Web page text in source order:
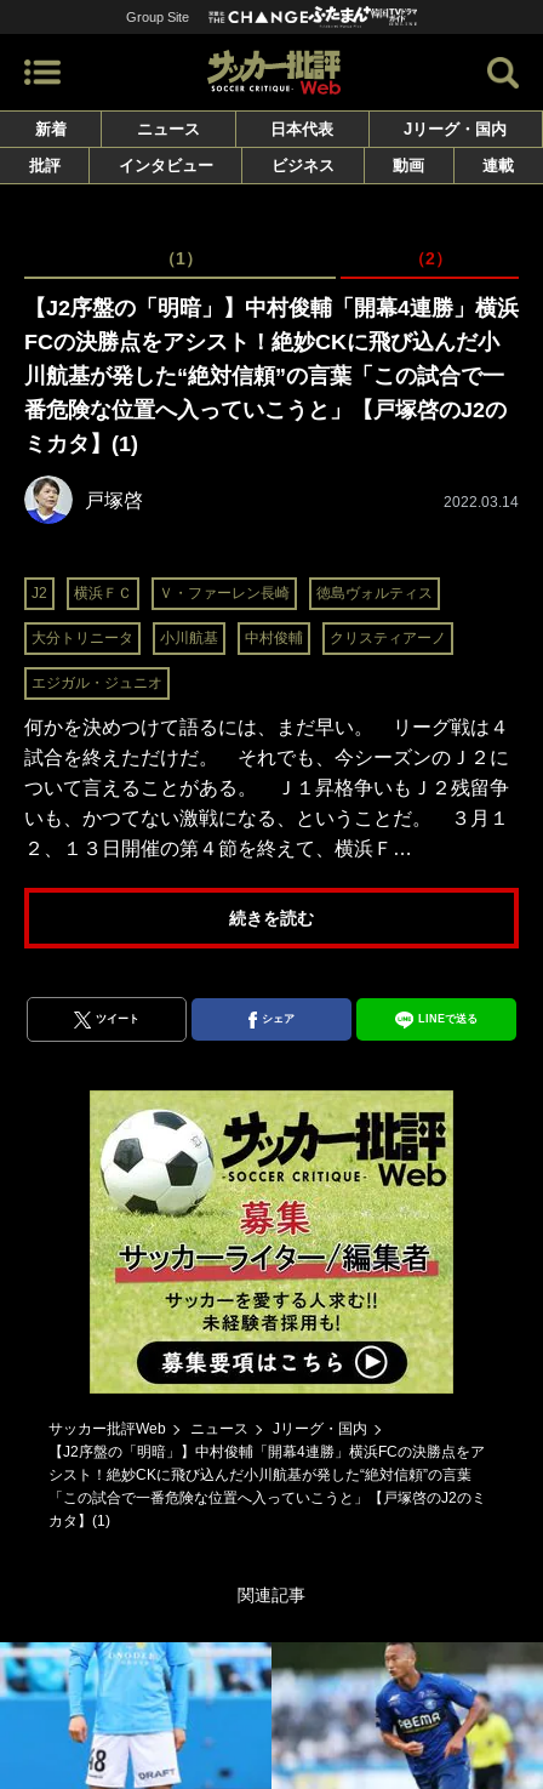
Group Site
新着 ニュース 日本代表
Jリーグ・国内
批評
インタビュー ビジネス 動画 連載
（1） （2）
【J2序盤の「明暗」】中村俊輔「開幕4連勝」横浜
FCの決勝点をアシスト！絶妙CKに飛び込んだ小
川航基が発した“絶対信頼”の言葉「この試合で一
番危険な位置へ入っていこうと」【戸塚啓のJ2の
ミカタ】(1)
戸塚啓 2022.03.14
J2 横浜ＦＣ Ｖ・ファーレン長崎 徳島ヴォルティス
大分トリニータ 小川航基 中村俊輔 クリスティアーノ
エジガル・ジュニオ
何かを決めつけて語るには、まだ早い。 リーグ戦は４
試合を終えただけだ。 それでも、今シーズンのＪ２に
ついて言えることがある。 Ｊ１昇格争いもＪ２残留争
いも、かつてない激戦になる、ということだ。 ３月１
２、１３日開催の第４節を終えて、横浜Ｆ…
続きを読む
ツイート シェア LINEで送る
サッカー批評Web ニュース
Jリーグ・国内
【J2序盤の「明暗」】中村俊輔「開幕4連勝」横浜FCの決勝点をア
シスト！絶妙CKに飛び込んだ小川航基が発した“絶対信頼”の言葉
「この試合で一番危険な位置へ入っていこうと」【戸塚啓のJ2のミ
カタ】(1)
関連記事